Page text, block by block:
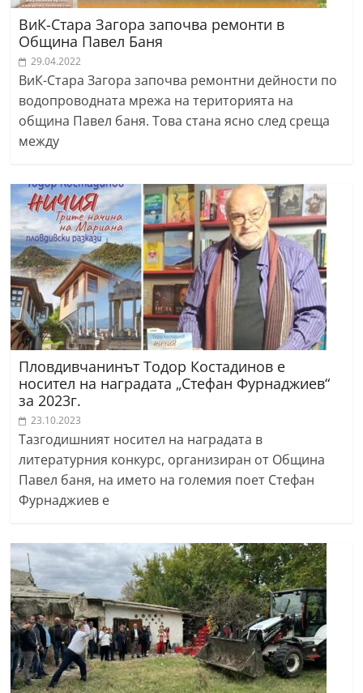
ВиК-Стара Загора започва ремонти в
Община Павел Баня
29.04.2022
ВиК-Стара Загора започва ремонтни дейности по
водопроводната мрежа на територията на
община Павел баня. Това стана ясно след среща
между
Пловдивчанинът Тодор Костадинов е
носител на наградата „Стефан Фурнаджиев“
за 2023г.
23.10.2023
Тазгодишният носител на наградата в
литературния конкурс, организиран от Община
Павел баня, на името на големия поет Стефан
Фурнаджиев е